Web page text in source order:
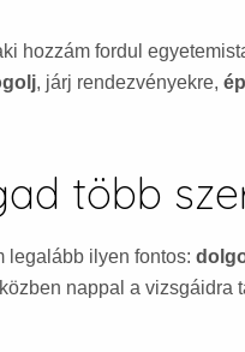
hozzám fordul
, járj rendezvényekre,
több
legalább ilyen fontos:
nappal a vizsgáidra